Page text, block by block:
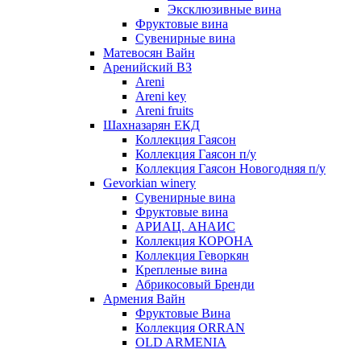
Эксклюзивные вина
Фруктовые вина
Cувенирные вина
Матевосян Вайн
Аренийский ВЗ
Areni
Areni key
Areni fruits
Шахназарян ЕКД
Коллекция Гаясон
Коллекция Гаясон п/у
Коллекция Гаясон Новогодняя п/у
Gevorkian winery
Сувенирные вина
Фруктовые вина
АРИАЦ. АНАИС
Коллекция КОРОНА
Коллекция Геворкян
Крепленые вина
Абрикосовый Бренди
Армения Вайн
Фруктовые Вина
Коллекция ORRAN
OLD ARMENIA